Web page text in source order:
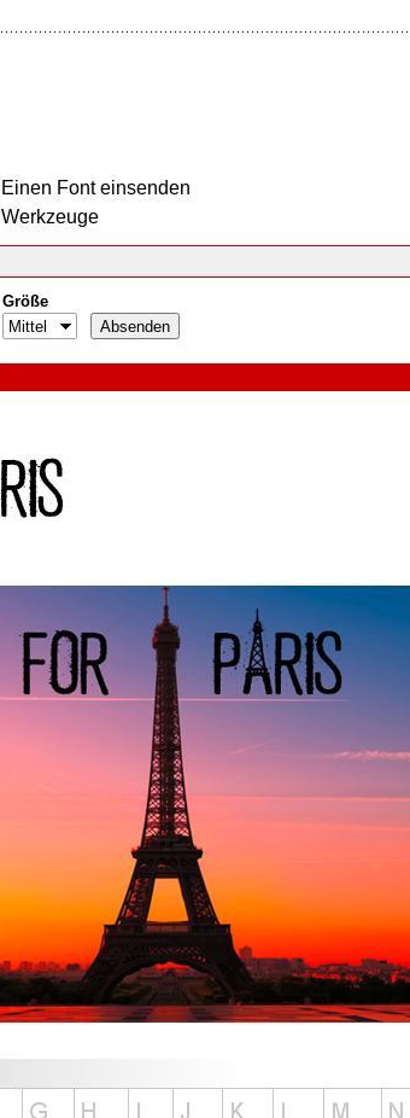
Einen Font einsenden
Werkzeuge
Größe